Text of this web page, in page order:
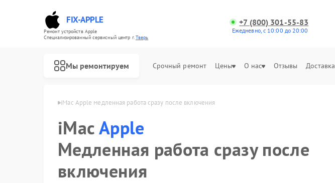
FIX-APPLE
Ремонт устройств Apple
Специализированный cервисный центр г.Тверь
+7 (800) 301-55-83
Ежедневно, с 10:00 до 20:00
Мы ремонтируем Срочный ремонт Цены О нас Отзывы Доставка
imac Apple в Твери iMac Apple медленная работа сразу после включения
iMacApple
Медленная работа сразу после
включения